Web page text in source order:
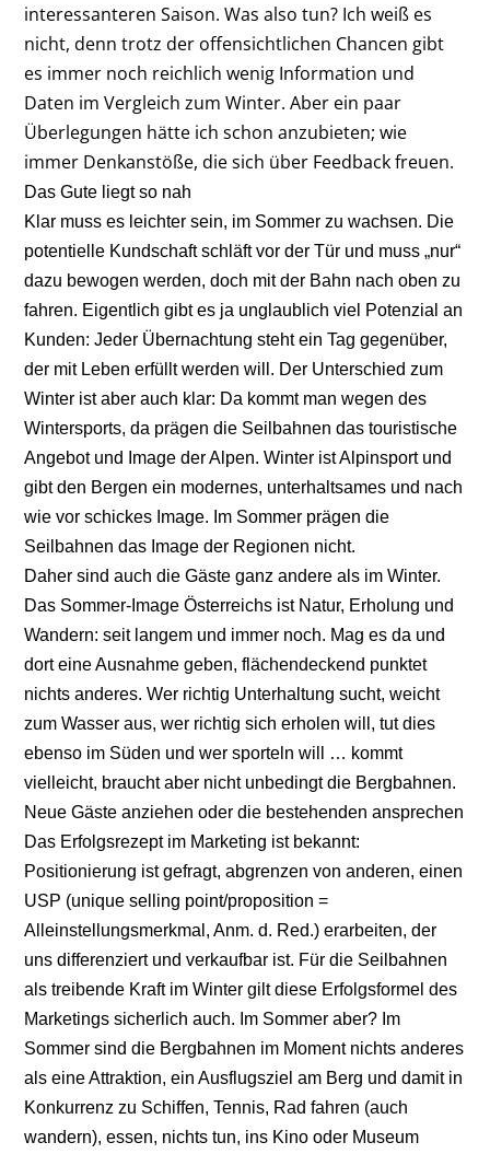
interessanteren Saison. Was also tun? Ich weiß es
nicht, denn trotz der offensichtlichen Chancen gibt
es immer noch reichlich wenig Information und
Daten im Vergleich zum Winter. Aber ein paar
Überlegungen hätte ich schon anzubieten; wie
immer Denkanstöße, die sich über Feedback freuen.
Das Gute liegt so nah
Klar muss es leichter sein, im Sommer zu wachsen. Die
potentielle Kundschaft schläft vor der Tür und muss „nur“
dazu bewogen werden, doch mit der Bahn nach oben zu
fahren. Eigentlich gibt es ja unglaublich viel Potenzial an
Kunden: Jeder Übernachtung steht ein Tag gegenüber,
der mit Leben erfüllt werden will. Der Unterschied zum
Winter ist aber auch klar: Da kommt man wegen des
Wintersports, da prägen die Seilbahnen das touristische
Angebot und Image der Alpen. Winter ist Alpinsport und
gibt den Bergen ein modernes, unterhaltsames und nach
wie vor schickes Image. Im Sommer prägen die
Seilbahnen das Image der Regionen nicht.
Daher sind auch die Gäste ganz andere als im Winter.
Das Sommer-Image Österreichs ist Natur, Erholung und
Wandern: seit langem und immer noch. Mag es da und
dort eine Ausnahme geben, flächendeckend punktet
nichts anderes. Wer richtig Unterhaltung sucht, weicht
zum Wasser aus, wer richtig sich erholen will, tut dies
ebenso im Süden und wer sporteln will … kommt
vielleicht, braucht aber nicht unbedingt die Bergbahnen.
Neue Gäste anziehen oder die bestehenden ansprechen
Das Erfolgsrezept im Marketing ist bekannt:
Positionierung ist gefragt, abgrenzen von anderen, einen
USP (unique selling point/proposition =
Alleinstellungsmerkmal, Anm. d. Red.) erarbeiten, der
uns differenziert und verkaufbar ist. Für die Seilbahnen
als treibende Kraft im Winter gilt diese Erfolgsformel des
Marketings sicherlich auch. Im Sommer aber? Im
Sommer sind die Bergbahnen im Moment nichts anderes
als eine Attraktion, ein Ausflugsziel am Berg und damit in
Konkurrenz zu Schiffen, Tennis, Rad fahren (auch
wandern), essen, nichts tun, ins Kino oder Museum